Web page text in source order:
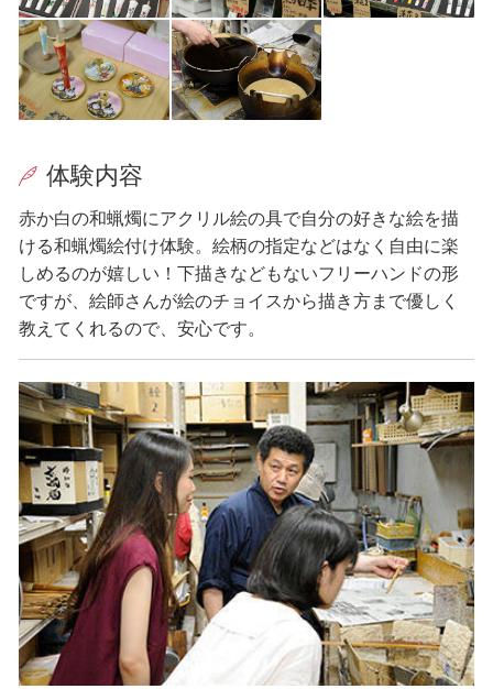
体験内容
赤か白の和蝋燭にアクリル絵の具で自分の好きな絵を描
ける和蝋燭絵付け体験。絵柄の指定などはなく自由に楽
しめるのが嬉しい！下描きなどもないフリーハンドの形
ですが、絵師さんが絵のチョイスから描き方まで優しく
教えてくれるので、安心です。